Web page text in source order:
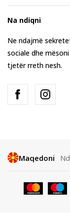
Na ndiqni
Ne ndajmë
sociale dhe
tjetër rreth nesh.
Maqedoni